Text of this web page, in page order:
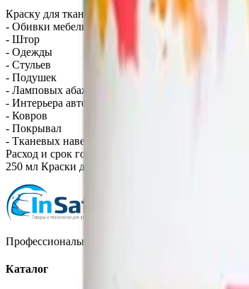
Краску для ткани (FabriCoat) можно смело
- Обивки мебели
- Штор
- Одежды
- Стульев
- Подушек
- Ламповых абажуров
- Интерьера автомобилей
- Ковров
- Покрывал
- Тканевых навесов
Расход и срок годности
250 мл Краски для ткани (FabriCoat) достаточно
Профессиональная автохимия, оборудование и
Каталог